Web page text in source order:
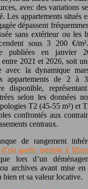
avec des variations
Les appartements situés
dépassent
sans extérieur ou les
sous 3 200 €/
publiées en janvier
2021 et 2026, soit
avec la dynamique
appartements de 2 à
disponible,
selon les données
T2 (45-55 m²) et
confrontés aux
centraux.
de rangement
garde meuble à
lors d’un
archives avant mise
bien et sa valeur locative.